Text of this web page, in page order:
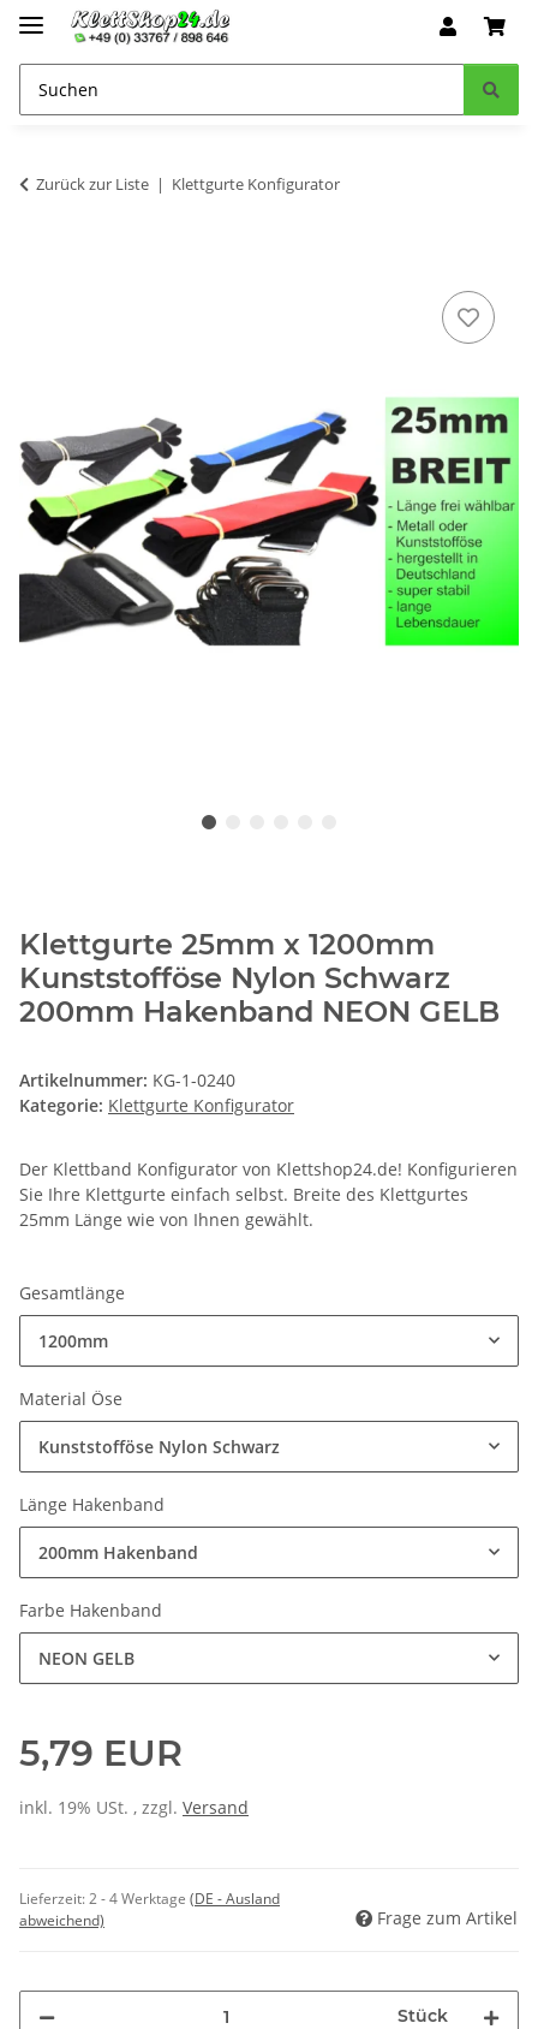
Zurück zur Liste Klettgurte Konfigurator
Klettgurte 25mm x 1200mm
Kunststofföse Nylon Schwarz
200mm Hakenband NEON GELB
Artikelnummer: KG-1-0240
Kategorie: Klettgurte Konfigurator
Der Klettband Konfigurator von Klettshop24.de! Konfigurieren
Sie Ihre Klettgurte einfach selbst. Breite des Klettgurtes
25mm Länge wie von Ihnen gewählt.
Gesamtlänge
1200mm
Material Öse
Kunststofföse Nylon Schwarz
Länge Hakenband
200mm Hakenband
Farbe Hakenband
NEON GELB
5,79 EUR
inkl. 19% USt. , zzgl. Versand
Lieferzeit:2 - 4 Werktage (DE - Ausland
abweichend)
Frage zum Artikel
Stück